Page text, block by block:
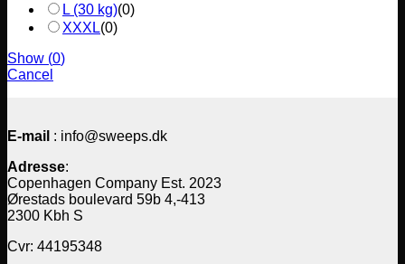
L (30 kg)(0)
XXXL(0)
Show (0)
Cancel
E-mail : info@sweeps.dk
Adresse:
Copenhagen Company Est. 2023
Ørestads boulevard 59b 4,-413
2300 Kbh S
Cvr: 44195348